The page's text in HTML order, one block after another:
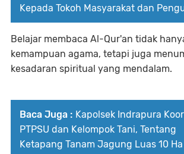
Kepada Tokoh Masyarakat dan
Belajar membaca Al-Qur'an tidak
kemampuan agama, tetapi juga
kesadaran spiritual yang mendalam.
Baca Juga : Kapolsek Indrapura
PTPSU dan Kelompok Tani, Tentang
Ketapang Tanam Jagung Luas 10 Ha